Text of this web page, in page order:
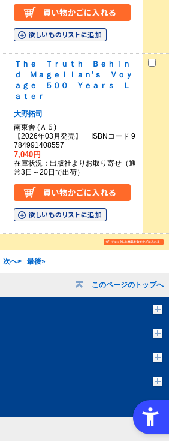
このページのトップへ
Ｔｈｅ Ｔｒｕｔｈ Ｂｅｈｉｎ
ｄ Ｍａｇｅｌｌａｎ’ｓ Ｖｏｙ
ａｇｅ ５００ Ｙｅａｒｓ Ｌ
ａｔｅｒ
大野拓司
南東舎 (Ａ５)
【2026年03月発売】 ISBNコード 9
784991408557
7,040円
在庫状況：出版社よりお取り寄せ（通
常3日～20日で出荷）
次へ> 最後»